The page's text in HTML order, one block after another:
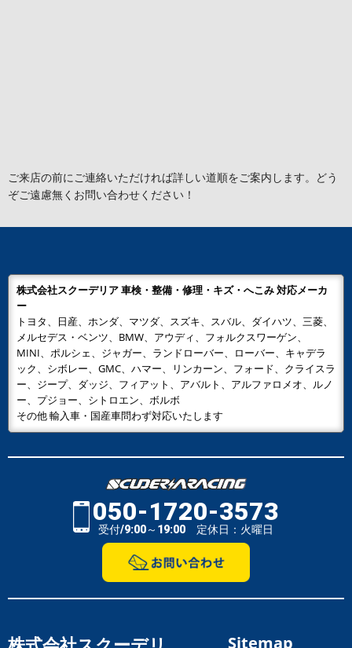
ご来店の前にご連絡いただければ詳しい道順をご案内します。どう
ぞご遠慮無くお問い合わせください！
株式会社スクーデリア 車検・整備・修理・キズ・へこみ 対応メーカ
ー
トヨタ、日産、ホンダ、マツダ、スズキ、スバル、ダイハツ、三菱、
メルセデス・ベンツ、BMW、アウディ、フォルクスワーゲン、
MINI、ポルシェ、ジャガー、ランドローバー、ローバー、キャデラ
ック、シボレー、GMC、ハマー、リンカーン、フォード、クライスラ
ー、ジープ、ダッジ、フィアット、アバルト、アルファロメオ、ルノ
ー、プジョー、シトロエン、ボルボ
その他 輸入車・国産車問わず対応いたします
050-1720-3573
受付/9:00～19:00 定休日：火曜日
Sitemap